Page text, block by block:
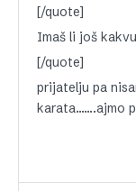
[/quote]
Imaš li još
[/quote]
prijatelju pa
karata…….ajmo